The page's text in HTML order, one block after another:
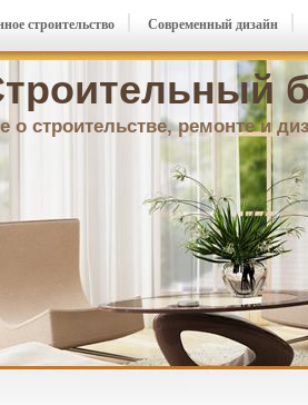
о строительстве, ремонте и
строительство Современный дизайн